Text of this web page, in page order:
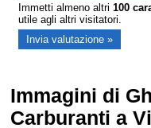
Immetti almeno altri100
utile agli altri visitatori.
Immagini di
Carburanti a